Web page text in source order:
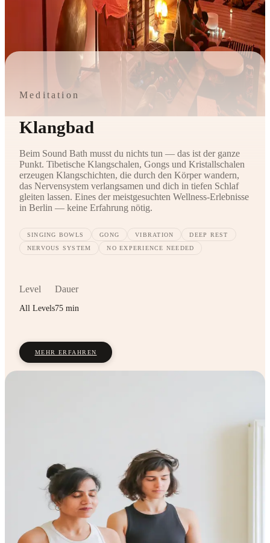
Meditation
Klangbad
Beim Sound Bath musst du nichts tun — das ist der ganze
Punkt. Tibetische Klangschalen, Gongs und Kristallschalen
erzeugen Klangschichten, die durch den Körper wandern,
das Nervensystem verlangsamen und dich in tiefen Schlaf
gleiten lassen. Eines der meistgesuchten Wellness-Erlebnisse
in Berlin — keine Erfahrung nötig.
SINGING BOWLS GONG VIBRATION DEEP REST
NERVOUS SYSTEM NO EXPERIENCE NEEDED
Level
All Levels
Dauer
75 min
MEHR ERFAHREN